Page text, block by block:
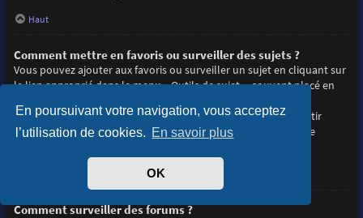
En poursuivant votre navigation, vous acceptez
l’utilisation de cookies. En savoir plus
OK
Haut
Comment mettre en favoris ou surveiller des sujets ?
Vous pouvez ajouter aux favoris ou surveiller un sujet en cliquant sur
le lien approprié dans le menu « Outils de sujet », souvent placé en
Répondre à un sujet en cochant la case du formulaire « M’avertir
lorsqu’une réponse est postée » vous permettra également de
Comment surveiller des forums ?